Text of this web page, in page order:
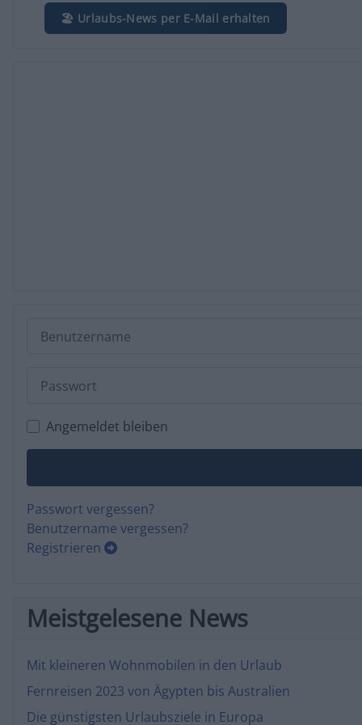
🏖️ Urlaubs-News per E-Mail erhalten
Angemeldet bleiben
Passwort vergessen?
Benutzername vergessen?
Registrieren
Meistgelesene News
Mit kleineren Wohnmobilen in den Urlaub
Fernreisen 2023 von Ägypten bis Australien
Die günstigsten Urlaubsziele in Europa